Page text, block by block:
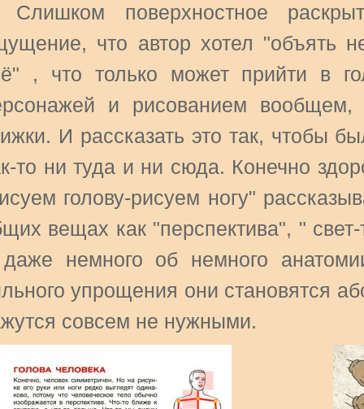
Слишком поверхностное
что автор хотел "объять
, что только может прийти в
и рисованием
И рассказать это так, чтобы
то ни туда и ни сюда. Конечно
голову-рисуем ногу"
вещах как "перспектива", "
немного об немного
упрощения они становятся
совсем не нужными.